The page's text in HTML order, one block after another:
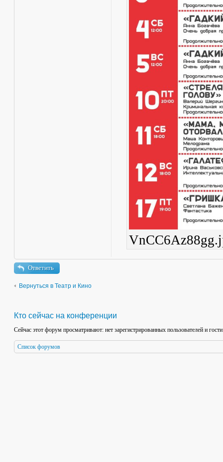
Ответить
Вернуться в Театр и Кино
Кто сейчас на конференции
Сейчас этот форум просматривают: нет зарегистрированных пользователей и
Список форумов